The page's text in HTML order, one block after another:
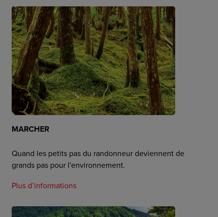
MARCHER
Quand les petits pas du randonneur deviennent de
grands pas pour l'environnement.
Plus d’informations